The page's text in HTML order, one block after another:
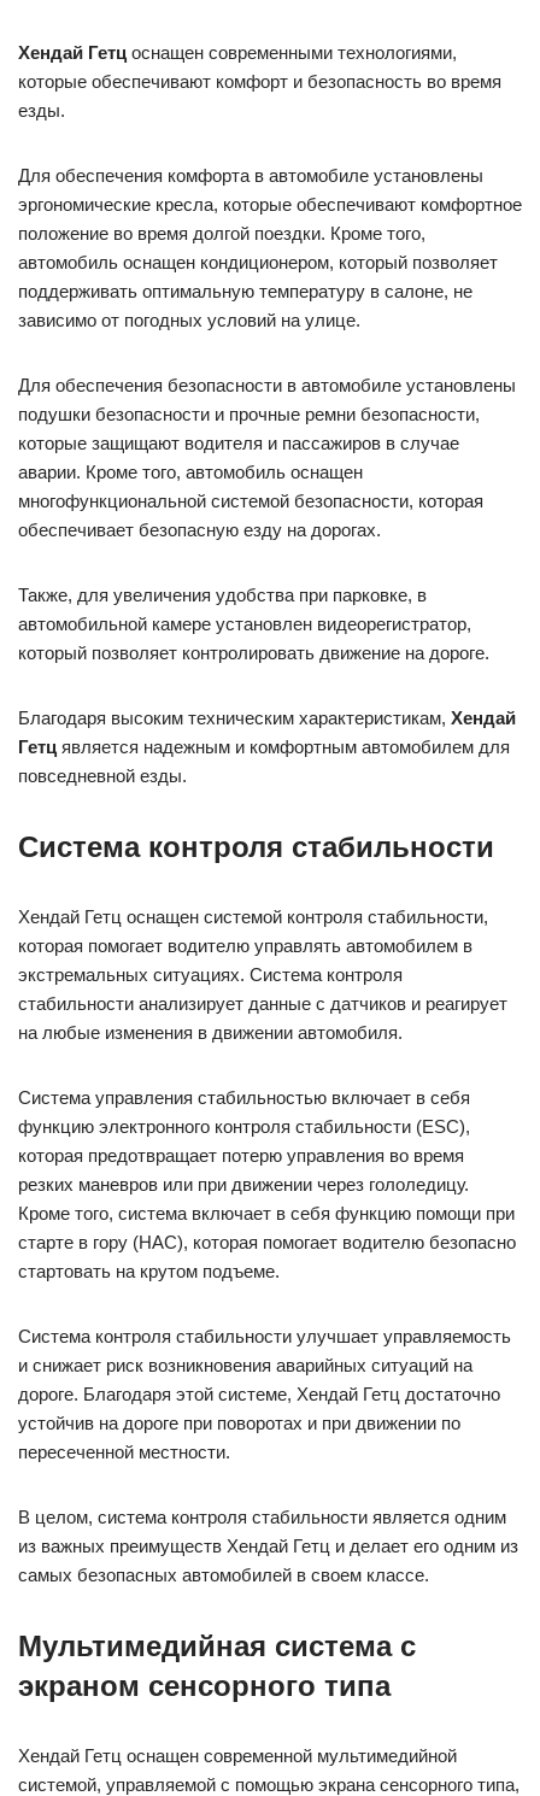
Хендай Гетц оснащен современными технологиями,
которые обеспечивают комфорт и безопасность во время
езды.
Для обеспечения комфорта в автомобиле установлены
эргономические кресла, которые обеспечивают комфортное
положение во время долгой поездки. Кроме того,
автомобиль оснащен кондиционером, который позволяет
поддерживать оптимальную температуру в салоне, не
зависимо от погодных условий на улице.
Для обеспечения безопасности в автомобиле установлены
подушки безопасности и прочные ремни безопасности,
которые защищают водителя и пассажиров в случае
аварии. Кроме того, автомобиль оснащен
многофункциональной системой безопасности, которая
обеспечивает безопасную езду на дорогах.
Также, для увеличения удобства при парковке, в
автомобильной камере установлен видеорегистратор,
который позволяет контролировать движение на дороге.
Благодаря высоким техническим характеристикам, Хендай
Гетц является надежным и комфортным автомобилем для
повседневной езды.
Система контроля стабильности
Хендай Гетц оснащен системой контроля стабильности,
которая помогает водителю управлять автомобилем в
экстремальных ситуациях. Система контроля
стабильности анализирует данные с датчиков и реагирует
на любые изменения в движении автомобиля.
Система управления стабильностью включает в себя
функцию электронного контроля стабильности (ESC),
которая предотвращает потерю управления во время
резких маневров или при движении через гололедицу.
Кроме того, система включает в себя функцию помощи при
старте в гору (HAC), которая помогает водителю безопасно
стартовать на крутом подъеме.
Система контроля стабильности улучшает управляемость
и снижает риск возникновения аварийных ситуаций на
дороге. Благодаря этой системе, Хендай Гетц достаточно
устойчив на дороге при поворотах и при движении по
пересеченной местности.
В целом, система контроля стабильности является одним
из важных преимуществ Хендай Гетц и делает его одним из
самых безопасных автомобилей в своем классе.
Мультимедийная система с
экраном сенсорного типа
Хендай Гетц оснащен современной мультимедийной
системой, управляемой с помощью экрана сенсорного типа,